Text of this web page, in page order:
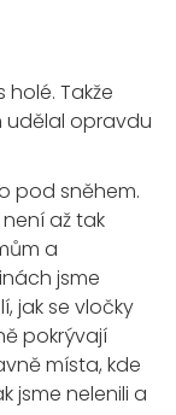
holé. Takže
udělal opravdu
pod sněhem.
až tak
a
jsme
jak se vločky
pokrývají
místa, kde
jsme nelenili a